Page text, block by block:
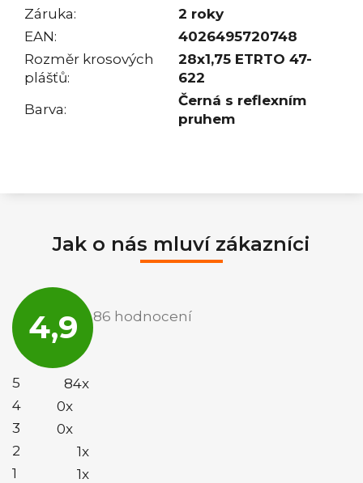
Záruka:
2 roky
EAN:
4026495720748
Rozměr krosových
plášťů:
28x1,75 ETRTO 47-
622
Barva:
Černá s reflexním
pruhem
Jak o nás mluví zákazníci
4,9
obchodu
je
86 hodnocení
5
84x
4
0x
3
0x
2
1x
1
1x